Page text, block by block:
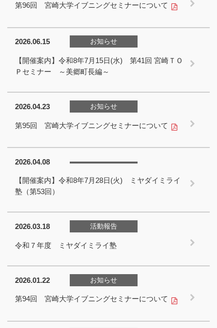
第96回 宮崎大学イブニングセミナーについて
2026.06.15 お知らせ
【開催案内】令和8年7月15日(水) 第41回 宮崎ＴＯ
Ｐセミナー ～美郷町長編～
2026.04.23 お知らせ
第95回 宮崎大学イブニングセミナーについて
2026.04.08
【開催案内】令和8年7月28日(火) ミヤダイミライ
塾（第53回）
2026.03.18 活動報告
令和７年度 ミヤダイミライ塾
2026.01.22 お知らせ
第94回 宮崎大学イブニングセミナーについて